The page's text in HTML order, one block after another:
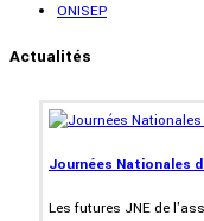
ONISEP
Actualités
Journées Nationales
Les futures JNE de